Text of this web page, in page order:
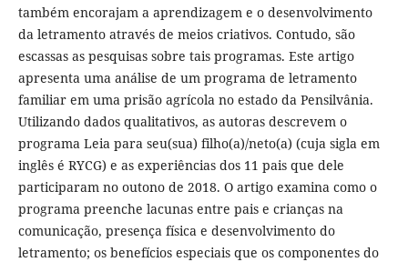
também encorajam a aprendizagem e o desenvolvimento
da letramento através de meios criativos. Contudo, são
escassas as pesquisas sobre tais programas. Este artigo
apresenta uma análise de um programa de letramento
familiar em uma prisão agrícola no estado da Pensilvânia.
Utilizando dados qualitativos, as autoras descrevem o
programa Leia para seu(sua) filho(a)/neto(a) (cuja sigla em
inglês é RYCG) e as experiências dos 11 pais que dele
participaram no outono de 2018. O artigo examina como o
programa preenche lacunas entre pais e crianças na
comunicação, presença física e desenvolvimento do
letramento; os benefícios especiais que os componentes do